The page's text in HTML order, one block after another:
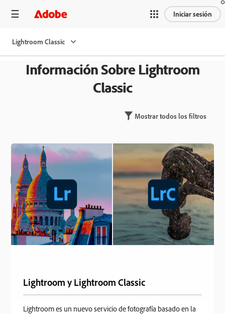
Iniciar sesión
Lightroom Classic
Información Sobre Lightroom
Classic
Mostrar todos los filtros
Destacados
Lightroom y Lightroom Classic
Lightroom es un nuevo servicio de fotografía basado en la